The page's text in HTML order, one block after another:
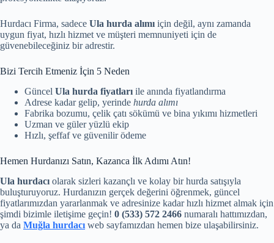
Hurdacı Firma, sadece Ula hurda alımı için değil, aynı zamanda
uygun fiyat, hızlı hizmet ve müşteri memnuniyeti için de
güvenebileceğiniz bir adrestir.
Bizi Tercih Etmeniz İçin 5 Neden
Güncel Ula hurda fiyatları ile anında fiyatlandırma
Adrese kadar gelip, yerinde hurda alımı
Fabrika bozumu, çelik çatı sökümü ve bina yıkımı hizmetleri
Uzman ve güler yüzlü ekip
Hızlı, şeffaf ve güvenilir ödeme
Hemen Hurdanızı Satın, Kazanca İlk Adımı Atın!
Ula hurdacı olarak sizleri kazançlı ve kolay bir hurda satışıyla
buluşturuyoruz. Hurdanızın gerçek değerini öğrenmek, güncel
fiyatlarımızdan yararlanmak ve adresinize kadar hızlı hizmet almak için
şimdi bizimle iletişime geçin! 0 (533) 572 2466 numaralı hattımızdan,
ya da Muğla hurdacı web sayfamızdan hemen bize ulaşabilirsiniz.